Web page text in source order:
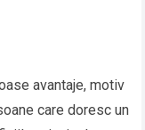
avantaje, motiv
care doresc un